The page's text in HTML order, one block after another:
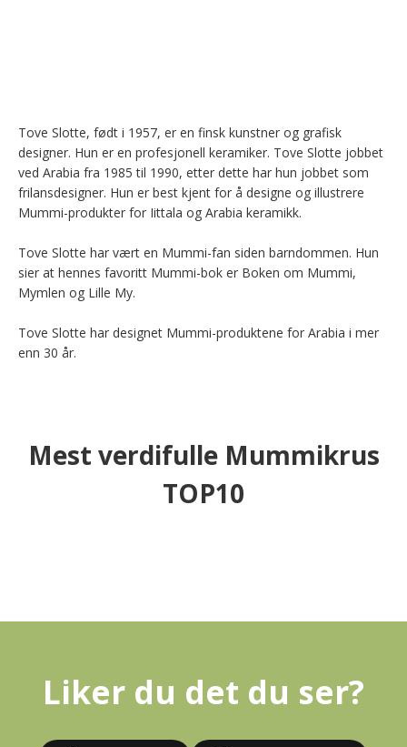
Tove Slotte, født i 1957, er en finsk kunstner og grafisk
designer. Hun er en profesjonell keramiker. Tove Slotte jobbet
ved Arabia fra 1985 til 1990, etter dette har hun jobbet som
frilansdesigner. Hun er best kjent for å designe og illustrere
Mummi-produkter for Iittala og Arabia keramikk.
Tove Slotte har vært en Mummi-fan siden barndommen. Hun
sier at hennes favoritt Mummi-bok er Boken om Mummi,
Mymlen og Lille My.
Tove Slotte har designet Mummi-produktene for Arabia i mer
enn 30 år.
Mest verdifulle Mummikrus
TOP10
Liker du det du ser?